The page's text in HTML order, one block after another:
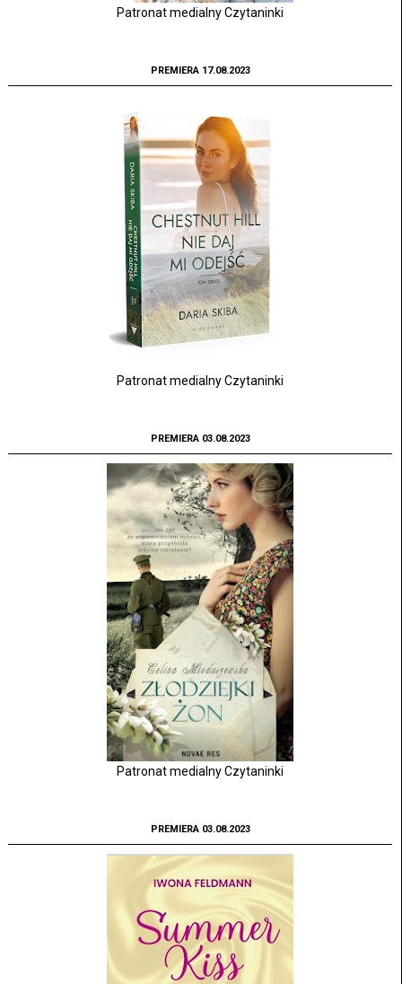
Patronat medialny Czytaninki
PREMIERA 17.08.2023
Patronat medialny Czytaninki
PREMIERA 03.08.2023
Patronat medialny Czytaninki
PREMIERA 03.08.2023